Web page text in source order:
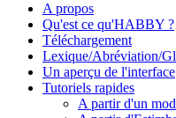
A propos
Qu'est ce qu'HABBY ?
Téléchargement
Lexique/Abréviation/
Un aperçu de l'interface
Tutoriels rapides
A partir d'un